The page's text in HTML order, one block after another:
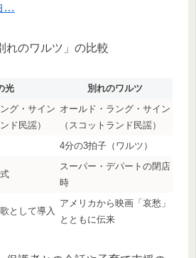
…
れのワルツ」の比較
光 別れのワルツ
グ・サイン
ド民謡）
オールド・ラング・サイン
（スコットランド民謡）
4分の3拍子（ワルツ）
スーパー・デパートの閉店
時
として導入
アメリカから映画「哀愁」
とともに伝来